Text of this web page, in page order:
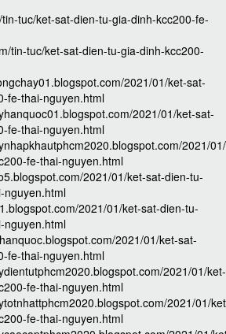
tuc/ket-sat-dien-tu-gia-dinh-kcc200-fe-
tin-tuc/ket-sat-dien-tu-gia-dinh-kcc200-
2021/01/ket-sat-
fe-thai-nguyen.html
2021/01/ket-sat-
fe-thai-nguyen.html
2021/
fe-thai-nguyen.html
2021/01/ket-sat-dien-tu-
nguyen.html
2021/01/ket-sat-dien-tu-
nguyen.html
2021/01/ket-sat-
fe-thai-nguyen.html
2021/01/ket-
fe-thai-nguyen.html
2021/01/
fe-thai-nguyen.html